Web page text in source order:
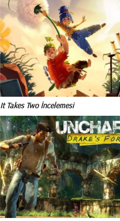
It Takes Two İncelemesi